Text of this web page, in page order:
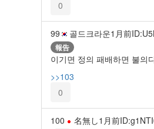
0
99 골드크라운1月前
報告
이기면 정의 패배하면 불의
>>103
0
100 名無し1月前